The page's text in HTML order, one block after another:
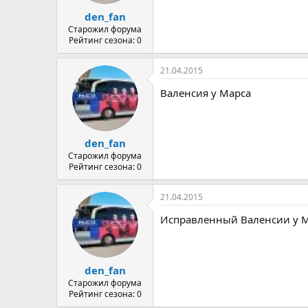
den_fan
Старожил форума
Рейтинг сезона: 0
den_fan
Старожил форума
Рейтинг сезона: 0
21.04.2015
Валенсия у Марса
den_fan
Старожил форума
Рейтинг сезона: 0
21.04.2015
Исправленный Валенсии у